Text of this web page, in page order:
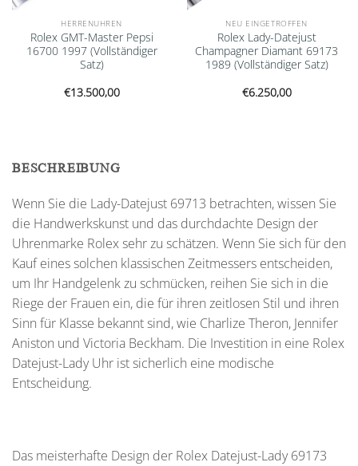
HERRENUHREN
Rolex GMT-Master Pepsi
16700 1997 (Vollständiger
Satz)
€13.500,00
NEU EINGETROFFEN
Rolex Lady-Datejust
Champagner Diamant 69173
1989 (Vollständiger Satz)
€6.250,00
BESCHREIBUNG
Wenn Sie die Lady-Datejust 69713 betrachten, wissen Sie
die Handwerkskunst und das durchdachte Design der
Uhrenmarke Rolex sehr zu schätzen. Wenn Sie sich für den
Kauf eines solchen klassischen Zeitmessers entscheiden,
um Ihr Handgelenk zu schmücken, reihen Sie sich in die
Riege der Frauen ein, die für ihren zeitlosen Stil und ihren
Sinn für Klasse bekannt sind, wie Charlize Theron, Jennifer
Aniston und Victoria Beckham. Die Investition in eine Rolex
Datejust-Lady Uhr ist sicherlich eine modische
Entscheidung.
Das meisterhafte Design der Rolex Datejust-Lady 69173